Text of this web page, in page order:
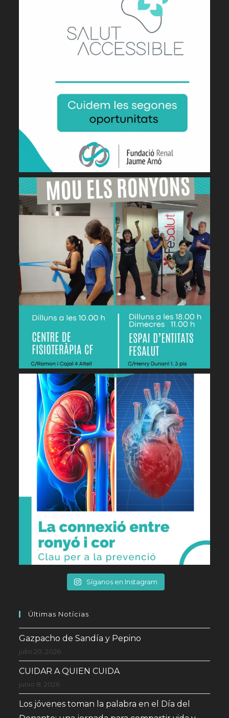
Síganos en Instagram
Últimas Notícias
Gazpacho de Sandía y Pepino
julio 20, 2026
CUIDAR A QUIEN CUIDA
junio 8, 2026
Los jóvenes toman la palabra en el Día del